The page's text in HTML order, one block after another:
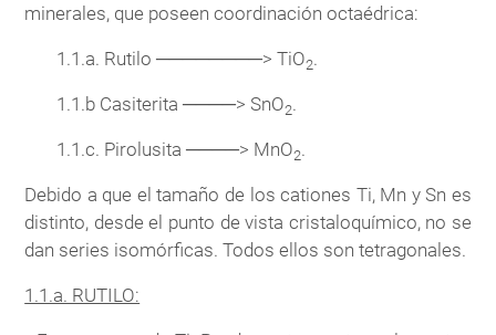
minerales, que poseen coordinación octaédrica:
1.1.a. Rutilo ────────> TiO2.
1.1.b Casiterita ────> SnO2.
1.1.c. Pirolusita ────> MnO2.
Debido a que el tamaño de los cationes Ti, Mn y Sn es
distinto, desde el punto de vista cristaloquímico, no se
dan series isomórficas. Todos ellos son tetragonales.
1.1.a. RUTILO: